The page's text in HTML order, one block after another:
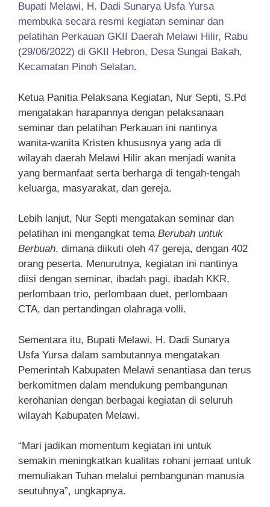
Bupati Melawi, H. Dadi Sunarya Usfa Yursa
membuka secara resmi kegiatan seminar dan
pelatihan Perkauan GKII Daerah Melawi Hilir, Rabu
(29/06/2022) di GKII Hebron, Desa Sungai Bakah,
Kecamatan Pinoh Selatan.
Ketua Panitia Pelaksana Kegiatan, Nur Septi, S.Pd
mengatakan harapannya dengan pelaksanaan
seminar dan pelatihan Perkauan ini nantinya
wanita-wanita Kristen khususnya yang ada di
wilayah daerah Melawi Hilir akan menjadi wanita
yang bermanfaat serta berharga di tengah-tengah
keluarga, masyarakat, dan gereja.
Lebih lanjut, Nur Septi mengatakan seminar dan
pelatihan ini mengangkat tema Berubah untuk
Berbuah, dimana diikuti oleh 47 gereja, dengan 402
orang peserta. Menurutnya, kegiatan ini nantinya
diisi dengan seminar, ibadah pagi, ibadah KKR,
perlombaan trio, perlombaan duet, perlombaan
CTA, dan pertandingan olahraga volli.
Sementara itu, Bupati Melawi, H. Dadi Sunarya
Usfa Yursa dalam sambutannya mengatakan
Pemerintah Kabupaten Melawi senantiasa dan terus
berkomitmen dalam mendukung pembangunan
kerohanian dengan berbagai kegiatan di seluruh
wilayah Kabupaten Melawi.
“Mari jadikan momentum kegiatan ini untuk
semakin meningkatkan kualitas rohani jemaat untuk
memuliakan Tuhan melalui pembangunan manusia
seutuhnya”, ungkapnya.